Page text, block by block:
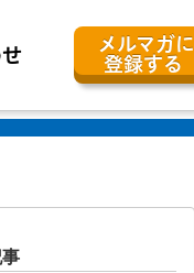
メルマガに
登録する